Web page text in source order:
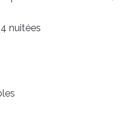
nuitées